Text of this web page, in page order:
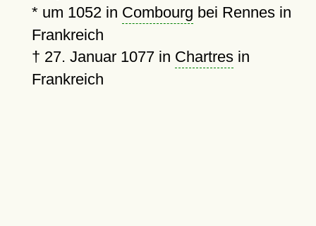
* um 1052in Combourg bei Rennes in
Frankreich
† 27. Januar 1077in Chartresin
Frankreich